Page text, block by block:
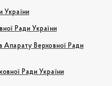
України
Ради України
Апарату Верховної Ради
Ради України